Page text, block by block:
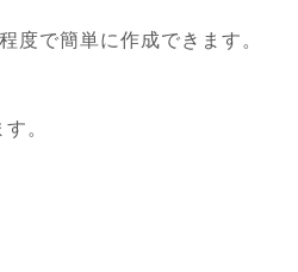
度で簡単に作成できます。
。